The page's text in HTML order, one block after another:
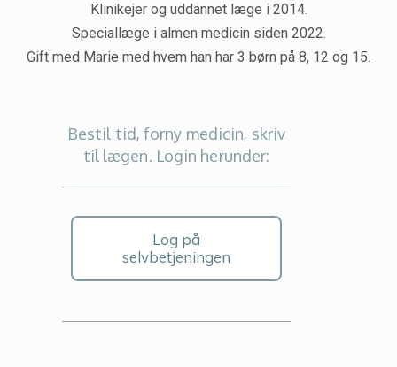
Klinikejer og uddannet læge i 2014.
Speciallæge i almen medicin siden 2022.
Gift med Marie med hvem han har 3 børn på 8, 12 og 15.
Bestil tid, forny medicin, skriv
til lægen. Login herunder:
Log på
selvbetjeningen